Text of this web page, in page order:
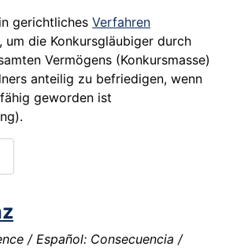
gerichtliches Verfahren
um die Konkursgläubiger durch
Vermögens (Konkursmasse)
anteilig zu befriedigen, wenn
geworden ist
/ Español: Consecuencia /